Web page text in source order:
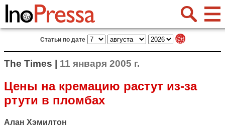
Статьи по дате
The Times | 11 января 2005 г.
Цены на кремацию растут из-за
ртути в пломбах
Алан Хэмилтон